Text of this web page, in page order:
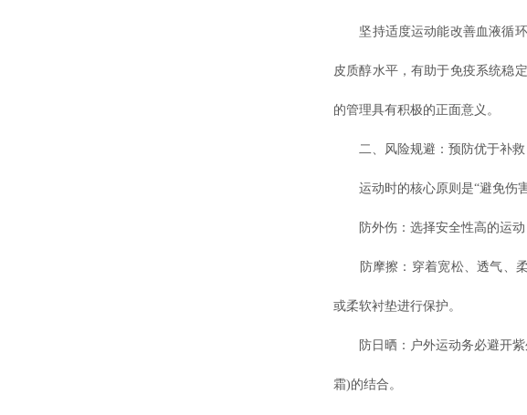
坚持适度运动能改善血液循环
皮质醇水平，有助于免疫系统稳
的管理具有积极的正面意义。
二、风险规避：预防优于补救
运动时的核心原则是“避免伤害
防外伤：选择安全性高的运动
防摩擦：穿着宽松、透气、柔
或柔软衬垫进行保护。
防日晒：户外运动务必避开紫
霜)的结合。